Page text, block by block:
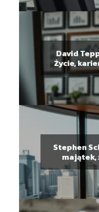
David
Życie,
Stephen
majątek,